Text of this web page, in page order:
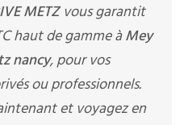
METZvous garantit
haut de gamme àMey
nancy, pour vos
ou professionnels.
et voyagez en